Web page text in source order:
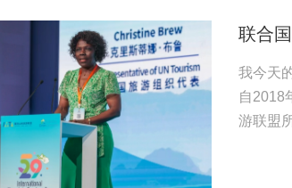
联合
我今天
自2018
游联盟